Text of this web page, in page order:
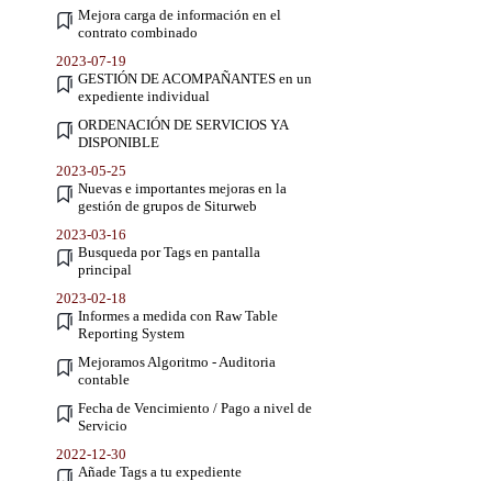
Mejora carga de información en el
contrato combinado
2023-07-19
GESTIÓN DE ACOMPAÑANTES en un
expediente individual
ORDENACIÓN DE SERVICIOS YA
DISPONIBLE
2023-05-25
Nuevas e importantes mejoras en la
gestión de grupos de Siturweb
2023-03-16
Busqueda por Tags en pantalla
principal
2023-02-18
Informes a medida con Raw Table
Reporting System
Mejoramos Algoritmo - Auditoria
contable
Fecha de Vencimiento / Pago a nivel de
Servicio
2022-12-30
Añade Tags a tu expediente